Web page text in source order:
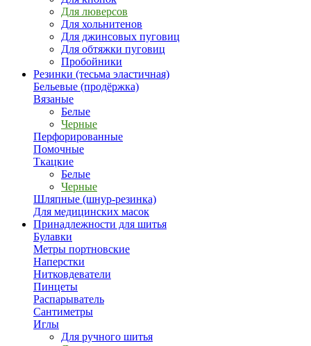
Для люверсов
Для хольнитенов
Для джинсовых пуговиц
Для обтяжки пуговиц
Пробойники
Резинки (тесьма эластичная)
Бельевые (продёржка)
Вязаные
Белые
Черные
Перфорированные
Помочные
Ткацкие
Белые
Черные
Шляпные (шнур-резинка)
Для медицинских масок
Принадлежности для шитья
Булавки
Метры портновские
Наперстки
Нитковдеватели
Пинцеты
Распарыватель
Сантиметры
Иглы
Для ручного шитья